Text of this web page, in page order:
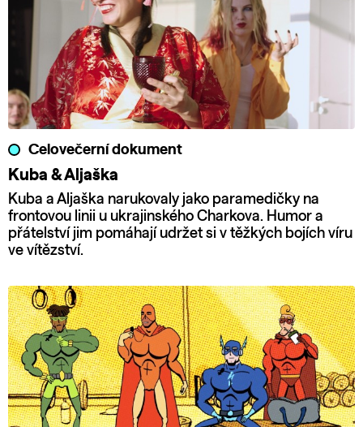
Celovečerní dokument
Kuba & Aljaška
Kuba a Aljaška narukovaly jako paramedičky na
frontovou linii u ukrajinského Charkova. Humor a
přátelství jim pomáhají udržet si v těžkých bojích víru
ve vítězství.